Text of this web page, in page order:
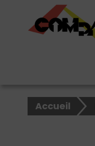
Accueil
Rechercher
sur